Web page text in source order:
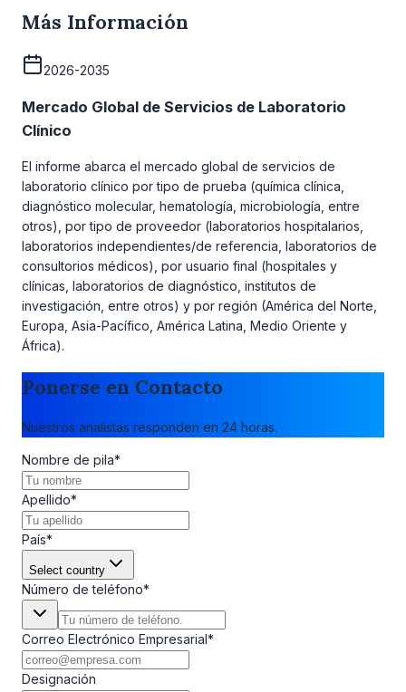
Más Información
2026-2035
Mercado Global de Servicios de Laboratorio
Clínico
El informe abarca el mercado global de servicios de
laboratorio clínico por tipo de prueba (química clínica,
diagnóstico molecular, hematología, microbiología, entre
otros), por tipo de proveedor (laboratorios hospitalarios,
laboratorios independientes/de referencia, laboratorios de
consultorios médicos), por usuario final (hospitales y
clínicas, laboratorios de diagnóstico, institutos de
investigación, entre otros) y por región (América del Norte,
Europa, Asia-Pacífico, América Latina, Medio Oriente y
África).
Ponerse en Contacto
Nuestros analistas responden en 24 horas.
Nombre de pila*
Apellido*
País*
Select country
Número de teléfono*
Correo Electrónico Empresarial*
Designación